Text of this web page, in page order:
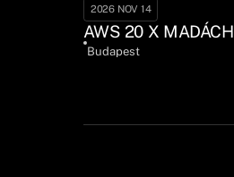
2026 NOV 14
AWS 20 X MADÁCH
Budapest